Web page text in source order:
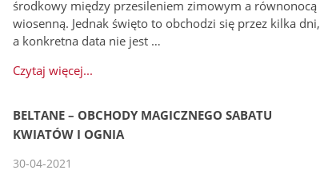
środkowy między przesileniem zimowym a równonocą
wiosenną. Jednak święto to obchodzi się przez kilka dni,
a konkretna data nie jest …
Czytaj więcej...
BELTANE – OBCHODY MAGICZNEGO SABATU
KWIATÓW I OGNIA
30-04-2021